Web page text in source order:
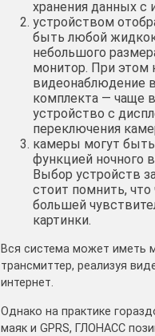
хранения данных с
устройством
быть любой
небольшого
монитор. При этом
видеонаблюдение
комплекта — чаще
устройство с
переключения
камеры могут
функцией ночного
Выбор устройств
стоит помнить,
большей
картинки.
Вся система может иметь
трансмиттер, реализуя
интернет.
Однако на практике
маяк и GPRS, ГЛОНАСС